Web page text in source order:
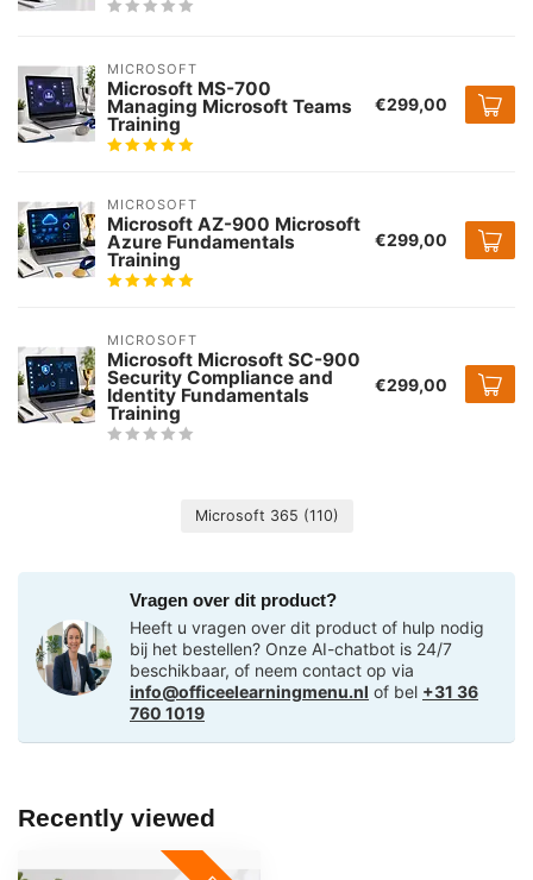
MICROSOFT
Microsoft MS-700
Managing Microsoft Teams
Training
€299,00
MICROSOFT
Microsoft AZ-900 Microsoft
Azure Fundamentals
Training
€299,00
MICROSOFT
Microsoft Microsoft SC-900
Security Compliance and
Identity Fundamentals
Training
€299,00
Microsoft 365 (110)
Vragen over dit product?
Heeft u vragen over dit product of hulp nodig
bij het bestellen? Onze AI-chatbot is 24/7
beschikbaar, of neem contact op via
info@officeelearningmenu.nl of bel +31 36
760 1019
Recently viewed